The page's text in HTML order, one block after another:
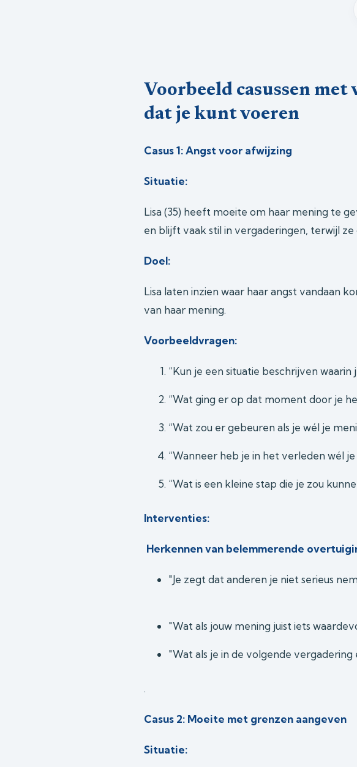
Voorbeeld casussen met
dat je kunt voeren
Casus 1: Angst voor afwijzing
Situatie:
Lisa (35) heeft moeite om haar mening te
en blijft vaak stil in vergaderingen, terwijl
Doel:
Lisa laten inzien waar haar angst vandaan
van haar mening.
Voorbeeldvragen:
“Kun je een situatie beschrijven
“Wat ging er op dat moment door je
“Wat zou er gebeuren als je wél je
“Wanneer heb je in het verleden wél
“Wat is een kleine stap die je zou
Interventies:
Herkennen van belemmerende
"Je zegt dat anderen je niet serieus
"Wat als jouw mening juist iets
"Wat als je in de volgende vergadering
.
Casus 2: Moeite met grenzen aangeven
Situatie: